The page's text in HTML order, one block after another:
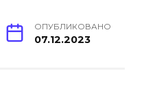
ОПУБЛИКОВАНО
07.12.2023